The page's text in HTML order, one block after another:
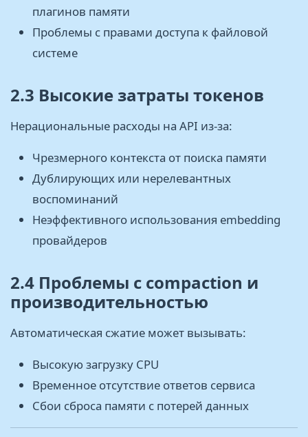
плагинов памяти
Проблемы с правами доступа к файловой
системе
2.3 Высокие затраты токенов
Нepaциональные расходы на API из-за:
Чрезмерного контекста от поиска памяти
Дублирующих или нерелевантных
воспоминаний
Неэффективного использования embedding
провайдеров
2.4 Проблемы с compaction и
производительностью
Автоматическая сжатие может вызывать:
Высокую загрузку CPU
Временное отсутствие ответов сервиса
Сбои сброса памяти с потерей данных